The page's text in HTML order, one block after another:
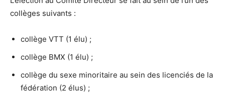
collèges suivants :
collège VTT (1 élu) ;
collège BMX (1 élu) ;
collège du sexe minoritaire au sein des licenciés de la
fédération (2 élus) ;